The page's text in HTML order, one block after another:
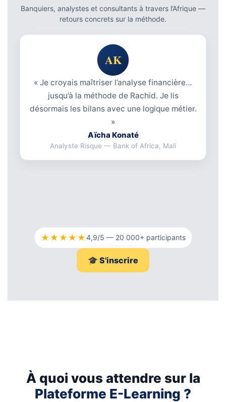
Banquiers, analystes et consultants à travers l’Afrique —
retours concrets sur la méthode.
« Je croyais maîtriser l’analyse financière…
jusqu’à la méthode de Rachid. Je lis
désormais les bilans avec une logique métier.
»
Aïcha Konaté
Analyste Risque — Bank of Africa, Mali
★★★★★4,9/5 — 20 000+ participants
🎓 S'inscrire
À quoi vous attendre sur la
Plateforme E-Learning ?